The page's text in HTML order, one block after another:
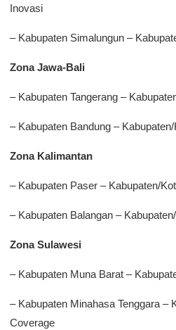
Inovasi
– Kabupaten Simalungun –
Zona Jawa-Bali
– Kabupaten Tangerang –
– Kabupaten Bandung –
Zona Kalimantan
– Kabupaten Paser – Kabupaten/
– Kabupaten Balangan –
Zona Sulawesi
– Kabupaten Muna Barat –
– Kabupaten Minahasa Tenggara –
Coverage